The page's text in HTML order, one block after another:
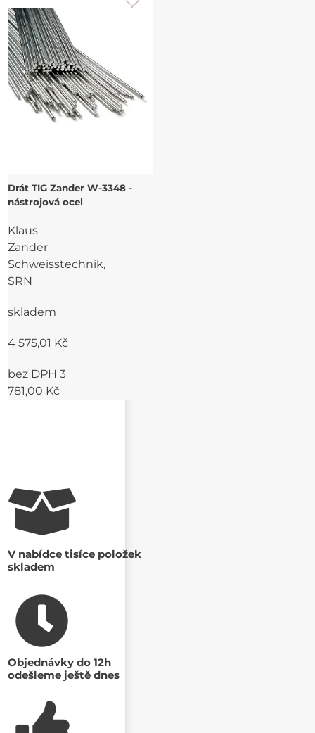
Drát TIG Zander W-3348 -
nástrojová ocel
Klaus
Zander
Schweisstechnik,
SRN
skladem
4 575,01 Kč
bez DPH 3
781,00 Kč
V nabídce tisíce položek
skladem
Objednávky do 12h
odešleme ještě dnes